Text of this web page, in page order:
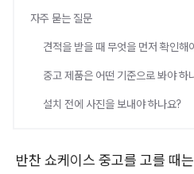
자주 묻는 질문
견적을 받을 때 무엇을 먼저 확인해
중고 제품은 어떤 기준으로 봐야 하
설치 전에 사진을 보내야 하나요?
반찬 쇼케이스 중고를 고를 때